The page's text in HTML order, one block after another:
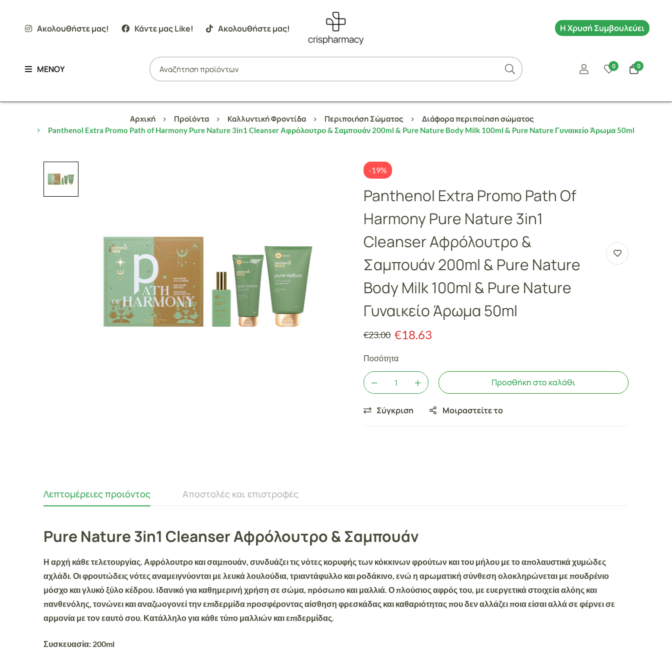
ΜΕΝΟΥ 0 0
Ακολουθήστε μας! Κάντε μας Like! Ακολουθήστε μας! Η Χρυσή Συμβουλεύει
Αρχική Προϊόντα Καλλυντική Φροντίδα Περιποιήση Σώματος Διάφορα περιποίηση σώματος
Panthenol Extra Promo Path of Harmony Pure Nature 3in1 Cleanser Αφρόλουτρο & Σαμπουάν 200ml & Pure Nature Body Milk 100ml & Pure Nature Γυναικείο Άρωμα 50ml
-19%
Panthenol Extra Promo Path Of
Harmony Pure Nature 3in1
Cleanser Αφρόλουτρο &
Σαμπουάν 200ml & Pure Nature
Body Milk 100ml & Pure Nature
Γυναικείο Άρωμα 50ml
€23.00 €18.63
Ποσότητα
Προσθήκη στο καλάθι
Σύγκριση Μοιραστείτε το
Λεπτομέρειες προιόντος Αποστολές και επιστροφές
Pure Nature 3in1 Cleanser Αφρόλουτρο & Σαμπουάν
Η αρχή κάθε τελετουργίας. Αφρόλουτρο και σαμπουάν, συνδυάζει τις νότες κορυφής των κόκκινων φρούτων και του μήλου με το απολαυστικά χυμώδες
αχλάδι. Οι φρουτώδεις νότες αναμειγνύονται με λευκά λουλούδια, τριαντάφυλλο και ροδάκινο, ενώ η αρωματική σύνθεση ολοκληρώνεται με πουδρένιο
μόσχο και γλυκό ξύλο κέδρου. Iδανικό για καθημερινή χρήση σε σώμα, πρόσωπο και μαλλιά. Ο πλούσιος αφρός του, με ευεργετικά στοιχεία αλόης και
πανθενόλης, τονώνει και αναζωογονεί την επιδερμίδα προσφέροντας αίσθηση φρεσκάδας και καθαριότητας που δεν αλλάζει ποια είσαι αλλά σε φέρνει σε
αρμονία με τον εαυτό σου. Κατάλληλο για κάθε τύπο μαλλιών και επιδερμίδας.
Συσκευασία: 200ml